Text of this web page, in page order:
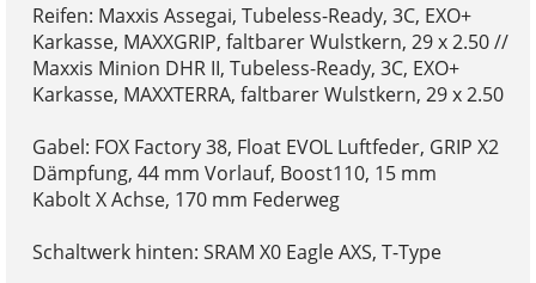
Reifen: Maxxis Assegai, Tubeless-Ready, 3C, EXO+
Karkasse, MAXXGRIP, faltbarer Wulstkern, 29 x 2.50 //
Maxxis Minion DHR II, Tubeless-Ready, 3C, EXO+
Karkasse, MAXXTERRA, faltbarer Wulstkern, 29 x 2.50
Gabel: FOX Factory 38, Float EVOL Luftfeder, GRIP X2
Dämpfung, 44 mm Vorlauf, Boost110, 15 mm
Kabolt X Achse, 170 mm Federweg
Schaltwerk hinten: SRAM X0 Eagle AXS, T-Type